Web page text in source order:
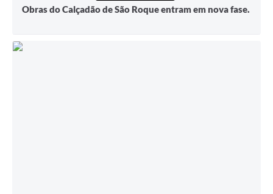
Obras do Calçadão de São Roque entram em nova fase.